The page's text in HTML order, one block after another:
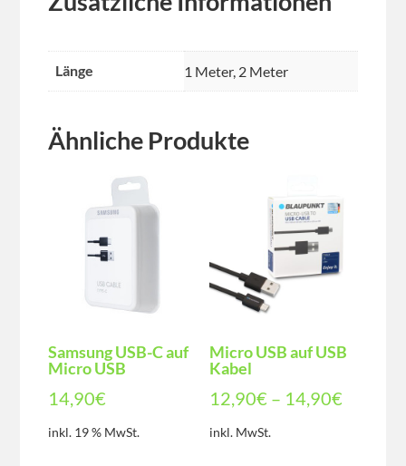
Länge 1 Meter, 2 Meter
Ähnliche Produkte
Samsung USB-C auf
Micro USB
14,90€
inkl. 19 % MwSt.
Micro USB auf USB
Kabel
12,90€ – 14,90€
inkl. MwSt.